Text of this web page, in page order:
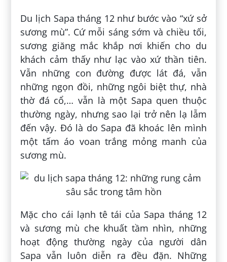
Du lịch Sapa tháng 12 như bước vào “xứ sở
sương mù”. Cứ mỗi sáng sớm và chiều tối,
sương giăng mắc khắp nơi khiến cho du
khách cảm thấy như lạc vào xứ thần tiên.
Vẫn những con đường được lát đá, vẫn
những ngọn đồi, những ngôi biệt thự, nhà
thờ đá cổ,… vẫn là một Sapa quen thuộc
thường ngày, nhưng sao lại trở nên lạ lẫm
đến vậy. Đó là do Sapa đã khoác lên mình
một tấm áo voan trắng mỏng manh của
sương mù.
Mặc cho cái lạnh tê tái của Sapa tháng 12
và sương mù che khuất tầm nhìn, những
hoạt động thường ngày của người dân
Sapa vẫn luôn diễn ra đều đặn. Những